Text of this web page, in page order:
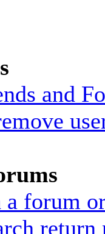
and
a forum
return